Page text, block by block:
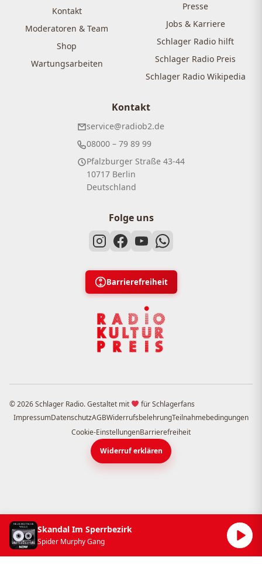
Kontakt
Moderatoren & Team
Shop
Wartungsarbeiten
Presse
Jobs & Karriere
Schlager Radio hilft
Schlager Radio Preis
Schlager Radio Wikipedia
Kontakt
service@radiob2.de
08000 – 79 89 99
Pfalzburger Straße 43-44
10717 Berlin
Deutschland
Folge uns
Barrierefreiheit
© 2026 Schlager Radio. Gestaltet mit
für Schlagerfans
ImpressumDatenschutzAGBWiderrufsbelehrungTeilnahmebedingungen
Cookie-EinstellungenBarrierefreiheit
Widerruf erklären
Skandal Im Sperrbezirk
Spider Murphy Gang